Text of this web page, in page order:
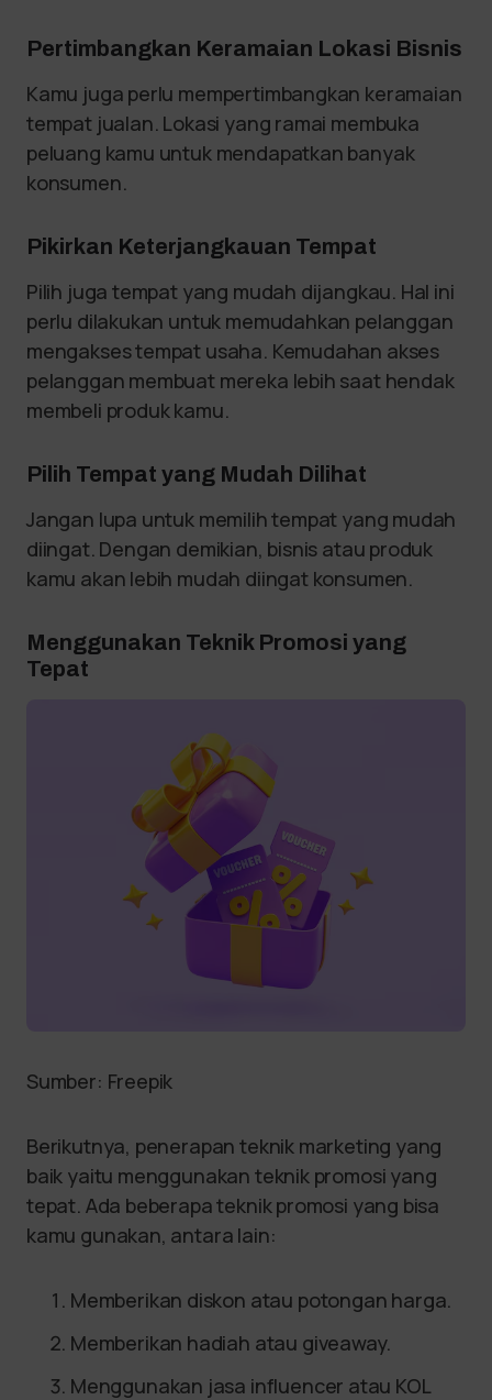
Pertimbangkan Keramaian Lokasi Bisnis
Kamu juga perlu mempertimbangkan keramaian
tempat jualan. Lokasi yang ramai membuka
peluang kamu untuk mendapatkan banyak
konsumen.
Pikirkan Keterjangkauan Tempat
Pilih juga tempat yang mudah dijangkau. Hal ini
perlu dilakukan untuk memudahkan pelanggan
mengakses tempat usaha. Kemudahan akses
pelanggan membuat mereka lebih saat hendak
membeli produk kamu.
Pilih Tempat yang Mudah Dilihat
Jangan lupa untuk memilih tempat yang mudah
diingat. Dengan demikian, bisnis atau produk
kamu akan lebih mudah diingat konsumen.
Menggunakan Teknik Promosi yang
Tepat
Sumber: Freepik
Berikutnya, penerapan teknik marketing yang
baik yaitu menggunakan teknik promosi yang
tepat. Ada beberapa teknik promosi yang bisa
kamu gunakan, antara lain:
Memberikan diskon atau potongan harga.
Memberikan hadiah atau giveaway.
Menggunakan jasa influencer atau KOL